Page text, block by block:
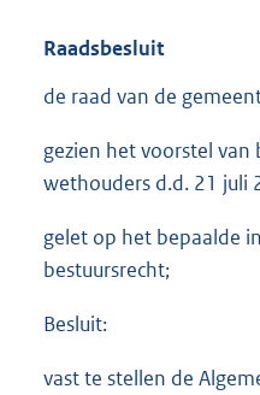
Raadsbesluit
de raad van de
gezien het voorstel van
wethouders d.d. 21 juli
gelet op het bepaalde
bestuursrecht;
Besluit:
vast te stellen de